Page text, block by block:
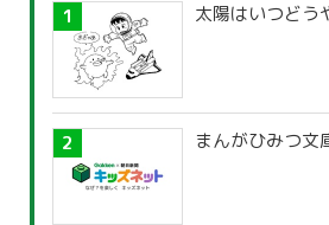
太陽はいつどう
まんがひみつ文